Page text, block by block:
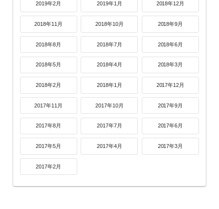
2019年2月 2019年1月 2018年12月
2018年11月 2018年10月 2018年9月
2018年8月 2018年7月 2018年6月
2018年5月 2018年4月 2018年3月
2018年2月 2018年1月 2017年12月
2017年11月 2017年10月 2017年9月
2017年8月 2017年7月 2017年6月
2017年5月 2017年4月 2017年3月
2017年2月